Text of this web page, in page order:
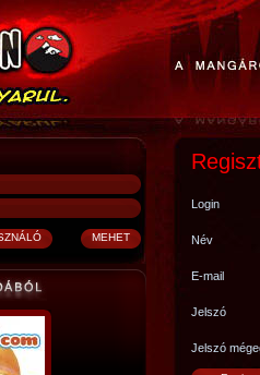
Login
Név
E-mail
Jelszó
Jelszó